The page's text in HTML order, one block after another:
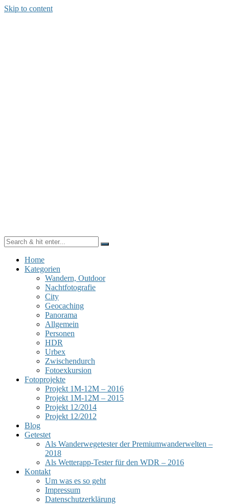
Skip to content
Home
Kategorien
Wandern, Outdoor
Nachtfotografie
City
Geocaching
Panorama
Allgemein
Personen
HDR
Urbex
Zwischendurch
Fotoexkursion
Fotoprojekte
Projekt 1M-12M – 2016
Projekt 1M-12M – 2015
Projekt 12/2014
Projekt 12/2012
Blog
Getestet
Als Wanderwegetester der Premiumwanderwelten –
2018
Als Wetterapp-Tester für den WDR – 2016
Kontakt
Um was es so geht
Impressum
Datenschutzerklärung